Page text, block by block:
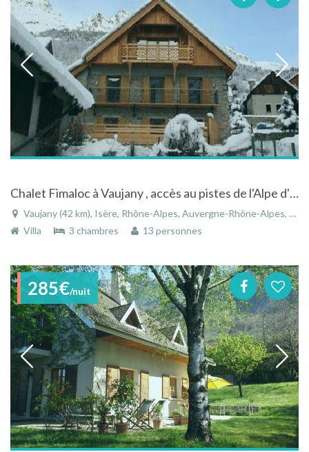
Chalet Fimaloc à Vaujany , accès au pistes de l'Alpe d'Huez , avec terrasse et vue sur une cascade
Vaujany (42 km), Isère, Rhône-Alpes, Auvergne-Rhône-Alpes, France
Villa
3 chambres 13 personnes
285€/nuit